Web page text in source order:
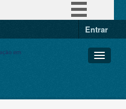
Entrar